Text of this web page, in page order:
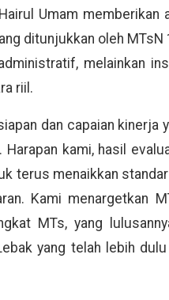
Umam
ditunjukkan oleh MTsN
melainkan
riil.
dan capaian kinerja
kami, hasil
terus menaikkan
Kami menargetkan
MTs, yang
yang telah lebih